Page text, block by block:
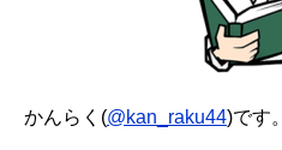
かんらく(@kan_raku44)です。